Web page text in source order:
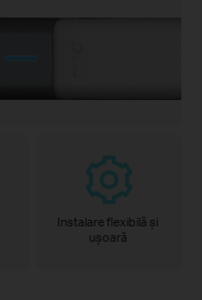
Instalare flexibilă și
ușoară